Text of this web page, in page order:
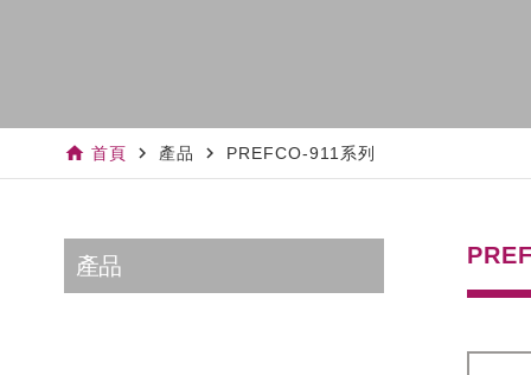
home 首頁 navigate_next 產品 navigate_next PREFCO-911系列
產品